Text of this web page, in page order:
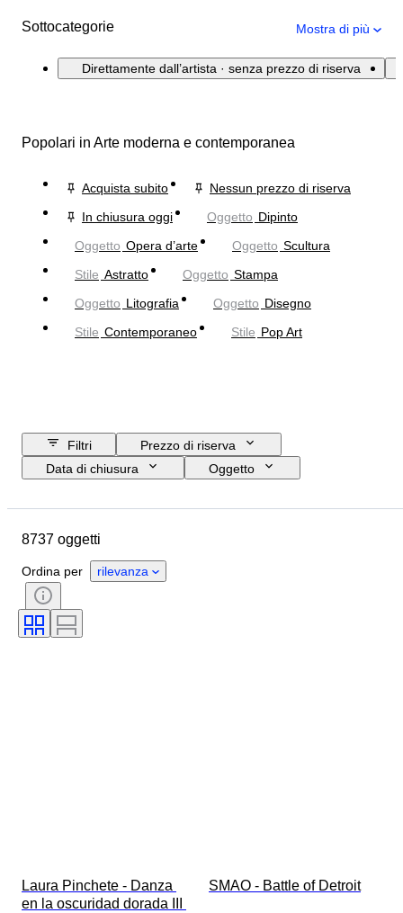
Sottocategorie Mostra di più
Direttamente dall’artista · senza prezzo di riserva
Popolari in Arte moderna e contemporanea
Acquista subito
Nessun prezzo di riserva
In chiusura oggi
Oggetto Dipinto
Oggetto Opera d’arte Oggetto Scultura
Stile Astratto Oggetto Stampa
Oggetto Litografia Oggetto Disegno
Stile Contemporaneo Stile Pop Art
Filtri
Prezzo di riserva
Data di chiusura
Oggetto
Soggetto
Venduto da
Edizione
8737 oggetti
Ordina per rilevanza
Laura Pinchete - Danza
en la oscuridad dorada III
SMAO - Battle of Detroit